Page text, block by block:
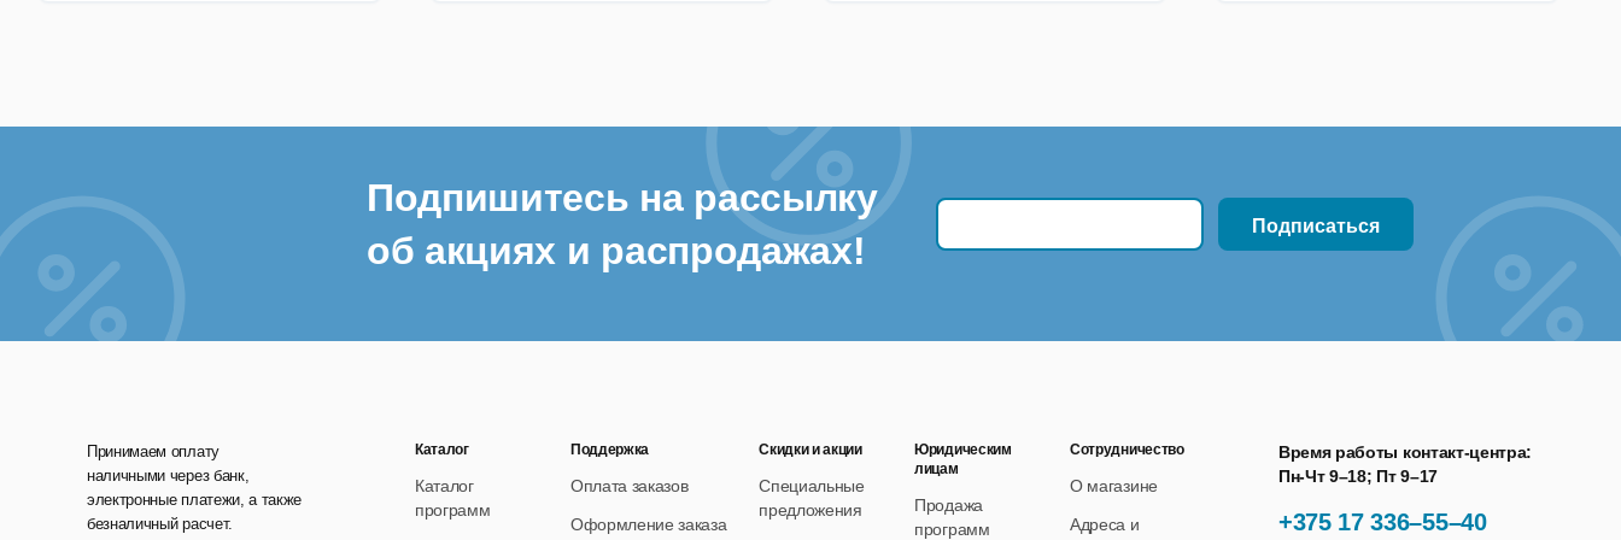
Подпишитесь на рассылку
об акциях и распродажах!
Принимаем оплату
наличными через банк,
электронные платежи, а также
безналичный расчет.
+375 17 336–55–40
Время работы контакт-центра:
Пн-Чт 9–18; Пт 9–17
Каталог
Каталог
программ
Поддержка
Оплата заказов
Оформление заказа
Скидки и акции
Специальные
предложения
Юридическим
лицам
Продажа
программ
Сотрудничество
О магазине
Адреса и